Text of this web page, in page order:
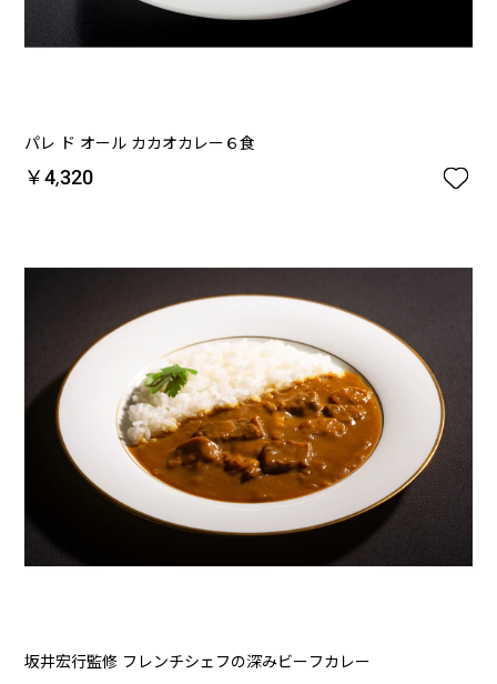
パレ ド オール カカオカレー６食
￥4,320 
坂井宏行監修 フレンチシェフの深みビーフカレー